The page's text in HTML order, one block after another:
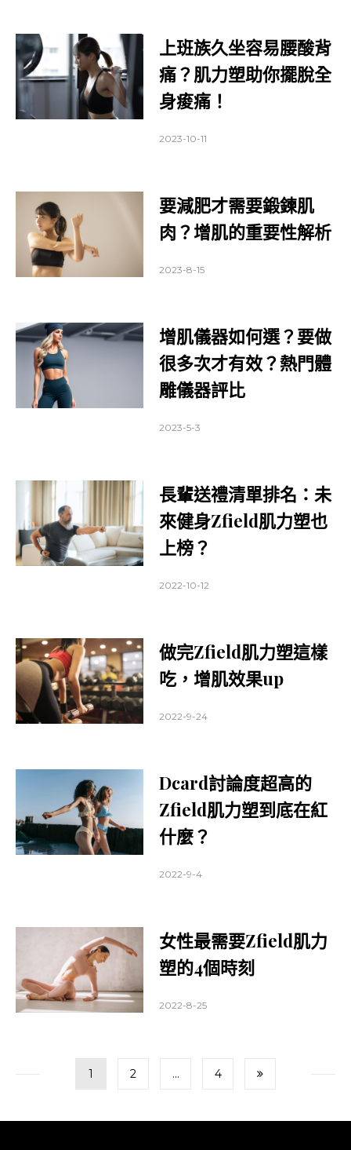
上班族久坐容易腰酸背
痛？肌力塑助你擺脫全
身痠痛！
2023-10-11
要減肥才需要鍛鍊肌
肉？增肌的重要性解析
2023-8-15
增肌儀器如何選？要做
很多次才有效？熱門體
雕儀器評比
2023-5-3
長輩送禮清單排名：未
來健身Zfield肌力塑也
上榜？
2022-10-12
做完Zfield肌力塑這樣
吃，增肌效果up
2022-9-24
Dcard討論度超高的
Zfield肌力塑到底在紅
什麼？
2022-9-4
女性最需要Zfield肌力
塑的4個時刻
2022-8-25
導
Page
1 Page
2 ... Page
4